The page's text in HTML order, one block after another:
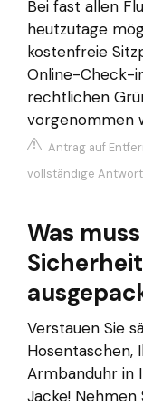
Bei fast allen
heutzutage
kostenfreie
Online-Check-
rechtlichen
vorgenommen
Antrag auf
vollständige
Was
Verstauen Sie
Hosentaschen,
Armbanduhr in
Jacke!